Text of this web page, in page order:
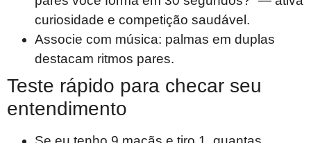
curiosidade e competição saudável.
Associe com música: palmas em duplas
destacam ritmos pares.
Teste rápido para checar seu
entendimento